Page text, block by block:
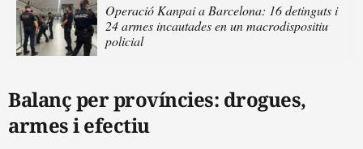
Operació Kanpai a Barcelona: 16 detinguts i
24 armes incautades en un macrodispositiu
policial
Balanç per províncies: drogues,
armes i efectiu